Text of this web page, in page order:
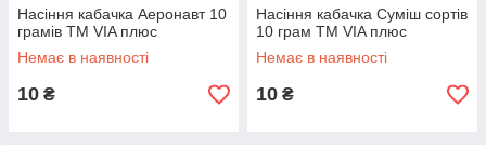
Насіння кабачка Аеронавт 10
грамів ТМ VIA плюс
Немає в наявності
10 ₴
Насіння кабачка Суміш сортів
10 грам ТМ VIA плюс
Немає в наявності
10 ₴